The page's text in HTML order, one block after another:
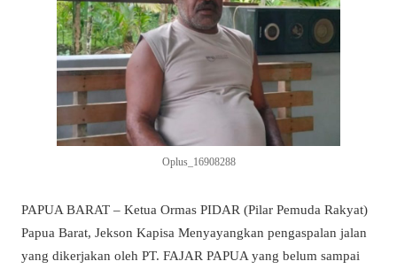
Oplus_16908288
PAPUA BARAT – Ketua Ormas PIDAR (Pilar Pemuda Rakyat)
Papua Barat, Jekson Kapisa Menyayangkan pengaspalan jalan
yang dikerjakan oleh PT. FAJAR PAPUA yang belum sampai